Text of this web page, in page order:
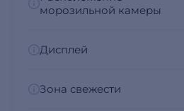
морозильной камеры
Дисплей
Зона свежести